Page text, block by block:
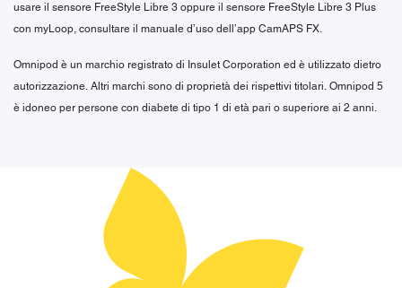
usare il sensore FreeStyle Libre 3 oppure il sensore FreeStyle Libre 3 Plus
con myLoop, consultare il manuale d’uso dell’app CamAPS FX.
Omnipod è un marchio registrato di Insulet Corporation ed è utilizzato dietro
autorizzazione. Altri marchi sono di proprietà dei rispettivi titolari. Omnipod 5
è idoneo per persone con diabete di tipo 1 di età pari o superiore ai 2 anni.